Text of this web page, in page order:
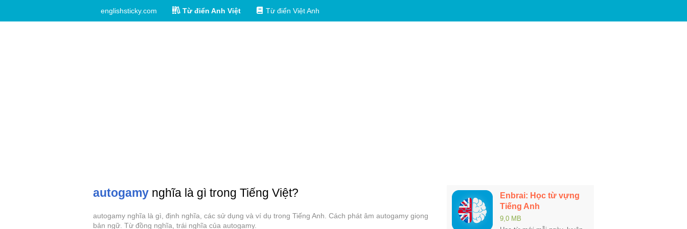
englishsticky.com Từ điển Anh Việt Từ điển Việt Anh
autogamy nghĩa là gì trong Tiếng Việt?
autogamy nghĩa là gì, định nghĩa, các sử dụng và ví dụ trong Tiếng Anh. Cách phát âm autogamy giọng
bản ngữ. Từ đồng nghĩa, trái nghĩa của autogamy.
Enbrai: Học từ vựng
Tiếng Anh
9,0 MB